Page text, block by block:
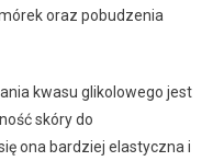
oraz pobudzenia
kwasu glikolowego jest
skóry do
ona bardziej elastyczna i